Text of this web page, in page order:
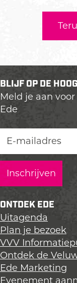
BLIJF OP DE
Meld je aan
Ede
ONTDEK EDE
Uitagenda
Plan je bezoek
VVV
Ontdek de
Ede Marketing
Evenement